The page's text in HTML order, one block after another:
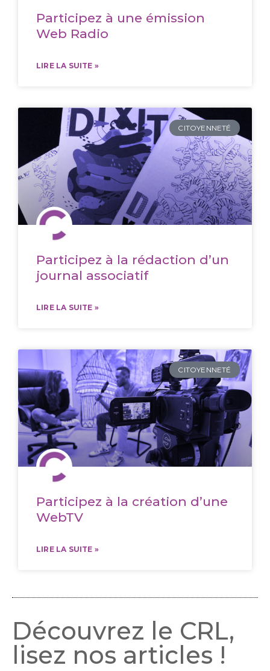
Participez à une émission
Web Radio
LIRE LA SUITE »
CITOYENNETÉ
Participez à la rédaction d’un
journal associatif
LIRE LA SUITE »
CITOYENNETÉ
Participez à la création d’une
WebTV
LIRE LA SUITE »
Découvrez le CRL,
lisez nos articles !